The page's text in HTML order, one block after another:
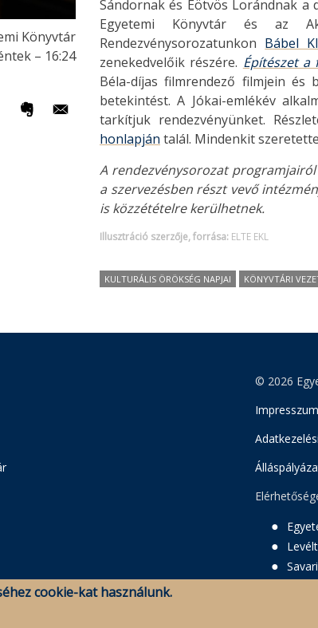
Könyvtár
– 16:24
Sándornak és Eötvös Lorándnak a
Egyetemi Könyvtár és az
Rendezvénysorozatunkon Bábel
zenekedvelőik részére. Építészet a
Béla-díjas filmrendező filmjein
betekintést. A Jókai-emlékév
tarkítjuk rendezvényünket.
honlapján talál. Mindenkit
A rendezvénysorozat programjairól
a szervezésben részt vevő
is közzétételre kerülhetnek.
Illusztráció szerzője, forrása: ELTE EKL
KULTURÁLIS ÖRÖKSÉG NAPJAI KÖNYVTÁRI
© 2026
Impresszum
cookie-kat használunk.